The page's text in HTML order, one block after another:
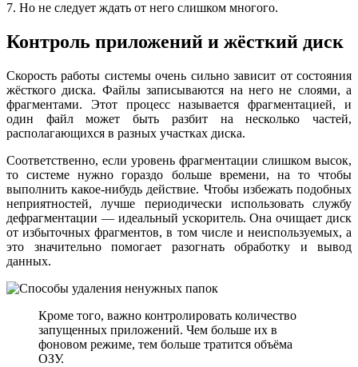
7. Но не следует ждать от него слишком многого.
Контроль приложений и жёсткий диск
Скорость работы системы очень сильно зависит от состояния
жёсткого диска. Файлы записываются на него не слоями, а
фрагментами. Этот процесс называется фрагментацией, и
один файл может быть разбит на несколько частей,
располагающихся в разных участках диска.
Соответственно, если уровень фрагментации слишком высок,
то системе нужно гораздо больше времени, на то чтобы
выполнить какое-нибудь действие. Чтобы избежать подобных
неприятностей, лучше периодически использовать службу
дефрагментации — идеальный ускоритель. Она очищает диск
от избыточных фрагментов, в том числе и неиспользуемых, а
это значительно помогает разогнать обработку и вывод
данных.
Кроме того, важно контролировать количество
запущенных приложений. Чем больше их в
фоновом режиме, тем больше тратится объёма
ОЗУ.